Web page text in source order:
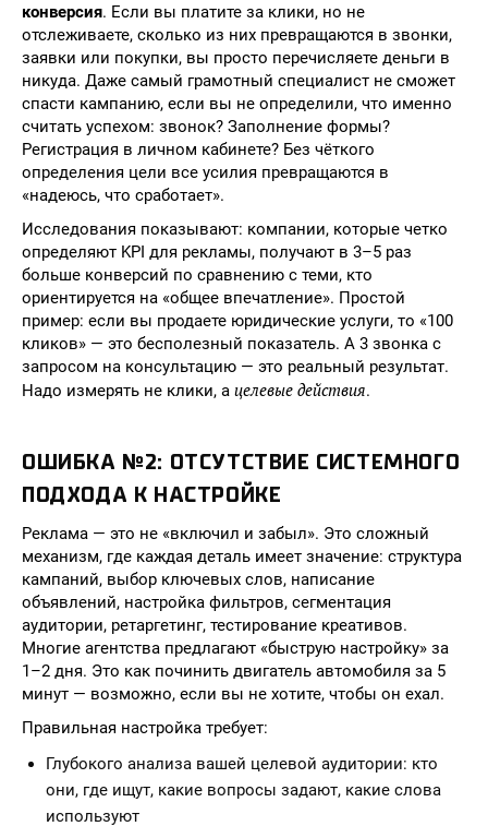
конверсия. Если вы платите за клики, но не
отслеживаете, сколько из них превращаются в звонки,
заявки или покупки, вы просто перечисляете деньги в
никуда. Даже самый грамотный специалист не сможет
спасти кампанию, если вы не определили, что именно
считать успехом: звонок? Заполнение формы?
Регистрация в личном кабинете? Без чёткого
определения цели все усилия превращаются в
«надеюсь, что сработает».
Исследования показывают: компании, которые четко
определяют KPI для рекламы, получают в 3–5 раз
больше конверсий по сравнению с теми, кто
ориентируется на «общее впечатление». Простой
пример: если вы продаете юридические услуги, то «100
кликов» — это бесполезный показатель. А 3 звонка с
запросом на консультацию — это реальный результат.
Надо измерять не клики, а целевые действия.
ОШИБКА №2: ОТСУТСТВИЕ СИСТЕМНОГО
ПОДХОДА К НАСТРОЙКЕ
Реклама — это не «включил и забыл». Это сложный
механизм, где каждая деталь имеет значение: структура
кампаний, выбор ключевых слов, написание
объявлений, настройка фильтров, сегментация
аудитории, ретаргетинг, тестирование креативов.
Многие агентства предлагают «быструю настройку» за
1–2 дня. Это как починить двигатель автомобиля за 5
минут — возможно, если вы не хотите, чтобы он ехал.
Правильная настройка требует:
Глубокого анализа вашей целевой аудитории: кто
они, где ищут, какие вопросы задают, какие слова
используют